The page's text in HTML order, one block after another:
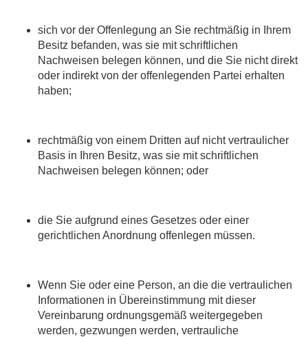
sich vor der Offenlegung an Sie rechtmäßig in Ihrem
Besitz befanden, was sie mit schriftlichen
Nachweisen belegen können, und die Sie nicht direkt
oder indirekt von der offenlegenden Partei erhalten
haben;
rechtmäßig von einem Dritten auf nicht vertraulicher
Basis in Ihren Besitz, was sie mit schriftlichen
Nachweisen belegen können; oder
die Sie aufgrund eines Gesetzes oder einer
gerichtlichen Anordnung offenlegen müssen.
Wenn Sie oder eine Person, an die die vertraulichen
Informationen in Übereinstimmung mit dieser
Vereinbarung ordnungsgemäß weitergegeben
werden, gezwungen werden, vertrauliche